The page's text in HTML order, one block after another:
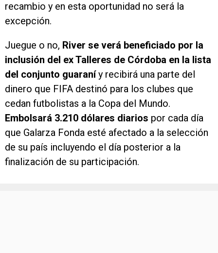
recambio y en esta oportunidad no será la
excepción.
Juegue o no, River se verá beneficiado por la
inclusión del ex Talleres de Córdoba en la lista
del conjunto guaraníy recibirá una parte del
dinero que FIFA destinó para los clubes que
cedan futbolistas a la Copa del Mundo.
Embolsará 3.210 dólares diarios por cada día
que Galarza Fonda esté afectado a la selección
de su país incluyendo el día posterior a la
finalización de su participación.